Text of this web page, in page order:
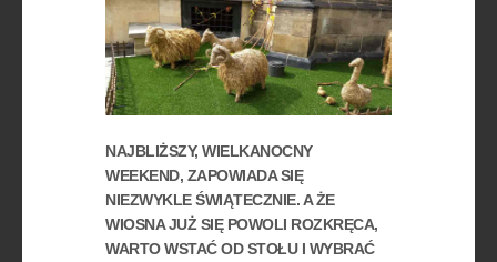
NAJBLIŻSZY, WIELKANOCNY
WEEKEND, ZAPOWIADA SIĘ
NIEZWYKLE ŚWIĄTECZNIE. A ŻE
WIOSNA JUŻ SIĘ POWOLI ROZKRĘCA,
WARTO WSTAĆ OD STOŁU I WYBRAĆ